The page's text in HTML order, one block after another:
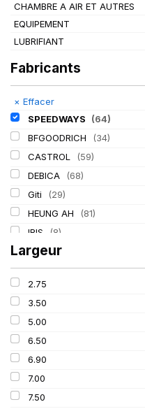
CHAMBRE A AIR ET AUTRES
EQUIPEMENT
LUBRIFIANT
Fabricants
× Effacer
SPEEDWAYS
(64)
BFGOODRICH
(34)
CASTROL
(59)
DEBICA
(68)
Giti
(29)
HEUNG AH
(81)
IRIS
(8)
ITALMATIC
KLEBER (116)
LASSA
LING LONG
MICHELIN
MITAS
Mondolfo ferro
PIRELLI
PROMETEON
Largeur
2.75
3.50
5.00
6.50
6.90
7.00
7.50